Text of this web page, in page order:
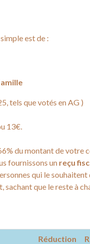
est de :
tels que votés en AG )
13€.
du montant de votre
fournissons un reçu
qui le
sachant que le reste à
Réduction